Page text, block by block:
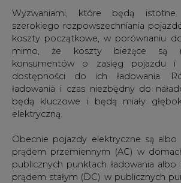
Wyzwaniami, które będą istotne
szerokiego rozpowszechniania
koszty początkowe, w porównaniu
mimo, że koszty bieżące są
konsumentów o zasięg pojazdu i
dostępności do ich ładowania.
ładowania i czas niezbędny do
będą kluczowe i będą miały
elektryczną.
Obecnie pojazdy elektryczne są albo
prądem przemiennym (AC) w
publicznych punktach ładowania albo
prądem stałym (DC) w publicznych